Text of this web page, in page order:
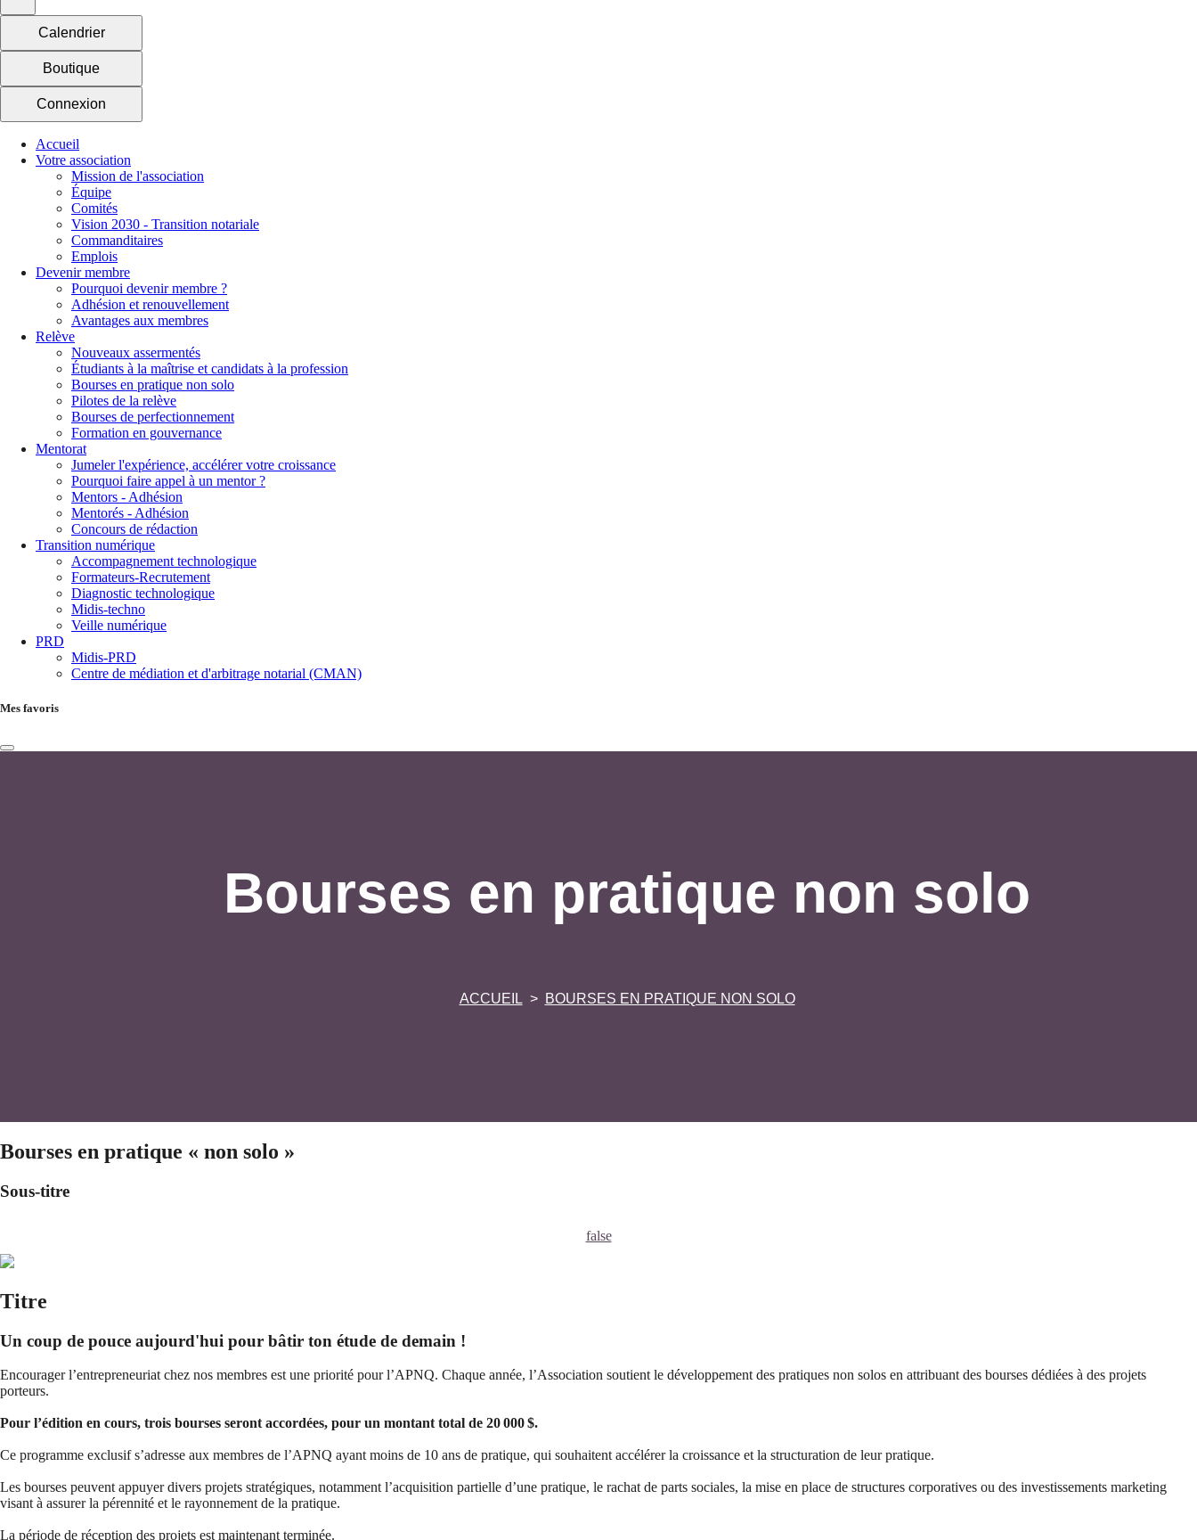
Calendrier
Boutique
Connexion
Accueil
Votre association
Mission de l'association
Équipe
Comités
Vision 2030 - Transition notariale
Commanditaires
Emplois
Devenir membre
Pourquoi devenir membre ?
Adhésion et renouvellement
Avantages aux membres
Relève
Nouveaux assermentés
Étudiants à la maîtrise et candidats à la profession
Bourses en pratique non solo
Pilotes de la relève
Bourses de perfectionnement
Formation en gouvernance
Mentorat
Jumeler l'expérience, accélérer votre croissance
Pourquoi faire appel à un mentor ?
Mentors - Adhésion
Mentorés - Adhésion
Concours de rédaction
Transition numérique
Accompagnement technologique
Formateurs-Recrutement
Diagnostic technologique
Midis-techno
Veille numérique
PRD
Midis-PRD
Centre de médiation et d'arbitrage notarial (CMAN)
Mes favoris
Bourses en pratique non solo
ACCUEIL BOURSES EN PRATIQUE NON SOLO
Bourses en pratique « non solo »
Sous-titre
false
Titre
Un coup de pouce aujourd'hui pour bâtir ton étude de demain !
Encourager l’entrepreneuriat chez nos membres est une priorité pour l’APNQ. Chaque année, l’Association soutient le développement des pratiques non solos en attribuant des bourses dédiées à des projets
porteurs.
Pour l’édition en cours, trois bourses seront accordées, pour un montant total de 20 000 $.
Ce programme exclusif s’adresse aux membres de l’APNQ ayant moins de 10 ans de pratique, qui souhaitent accélérer la croissance et la structuration de leur pratique.
Les bourses peuvent appuyer divers projets stratégiques, notamment l’acquisition partielle d’une pratique, le rachat de parts sociales, la mise en place de structures corporatives ou des investissements marketing
visant à assurer la pérennité et le rayonnement de la pratique.
La période de réception des projets est maintenant terminée.